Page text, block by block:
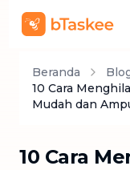
Beranda
10 Cara
Mudah dan
10 Cara